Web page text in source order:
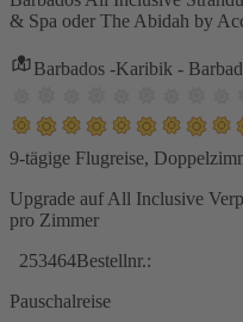
& Spa oder The Abidah by
Barbados -Karibik -
9-tägige Flugreise,
Upgrade auf All Inclusive
pro Zimmer
253464Bestellnr.:
Pauschalreise